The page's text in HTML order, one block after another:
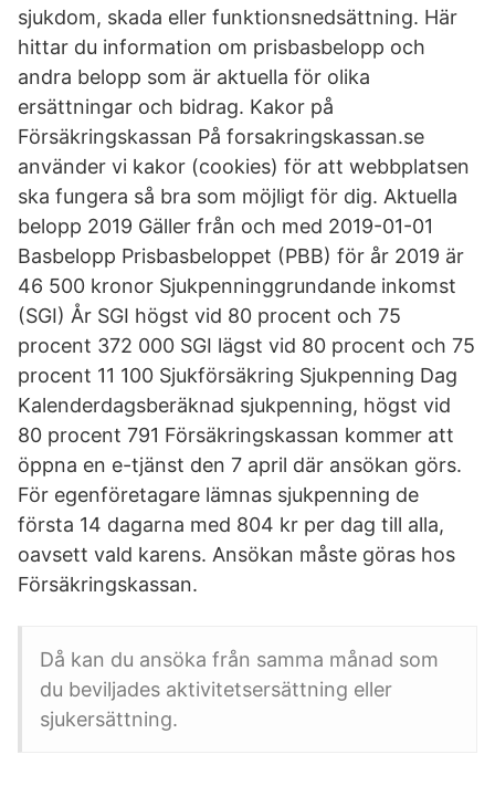
sjukdom, skada eller funktionsnedsättning. Här
hittar du information om prisbasbelopp och
andra belopp som är aktuella för olika
ersättningar och bidrag. Kakor på
Försäkringskassan På forsakringskassan.se
använder vi kakor (cookies) för att webbplatsen
ska fungera så bra som möjligt för dig. Aktuella
belopp 2019 Gäller från och med 2019-01-01
Basbelopp Prisbasbeloppet (PBB) för år 2019 är
46 500 kronor Sjukpenninggrundande inkomst
(SGI) År SGI högst vid 80 procent och 75
procent 372 000 SGI lägst vid 80 procent och 75
procent 11 100 Sjukförsäkring Sjukpenning Dag
Kalenderdagsberäknad sjukpenning, högst vid
80 procent 791 Försäkringskassan kommer att
öppna en e-tjänst den 7 april där ansökan görs.
För egenföretagare lämnas sjukpenning de
första 14 dagarna med 804 kr per dag till alla,
oavsett vald karens. Ansökan måste göras hos
Försäkringskassan.
Då kan du ansöka från samma månad som
du beviljades aktivitetsersättning eller
sjukersättning.